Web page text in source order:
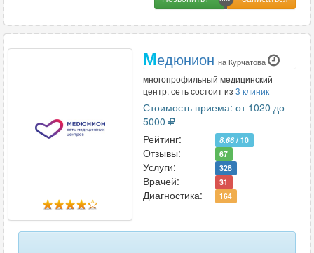
Медюнион на Курчатова
многопрофильный медицинский
центр, сеть состоит из 3 клиник
Стоимость приема: от 1020 до
5000
Рейтинг:
8.66 / 10
Отзывы: 67
Услуги: 328
Врачей: 31
Диагностика: 164